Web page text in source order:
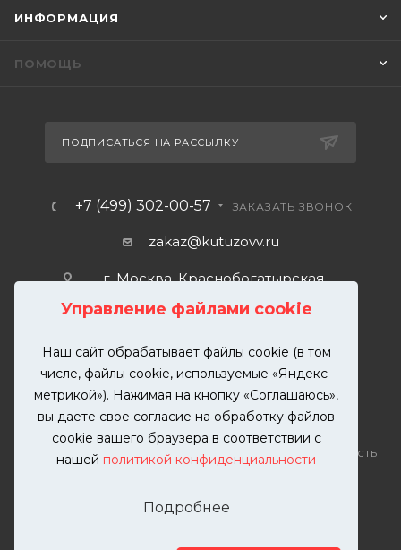
Управление файлами cookie
Наш сайт обрабатывает файлы cookie (в том
числе, файлы cookie, используемые «Яндекс-
метрикой»). Нажимая на кнопку «Соглашаюсь»,
вы даете свое согласие на обработку файлов
cookie вашего браузера в соответствии с
нашей политикой конфиденциальности
Подробнее
ИНФОРМАЦИЯ
ПОМОЩЬ
ПОДПИСАТЬСЯ НА РАССЫЛКУ
+7 (499) 302-00-57 ЗАКАЗАТЬ ЗВОНОК
zakaz@kutuzovv.ru
г. Москва, Краснобогатырская
2026 © KUTUZOVV | Кузовной ремонт и покраска
автомобилей. Вся информация на сайте – собственность
разрешения запрещена. Все права защищены.